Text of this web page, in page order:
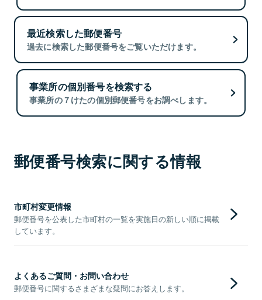
最近検索した郵便番号
過去に検索した郵便番号をご覧いただけます。
事業所の個別番号を検索する
事業所の７けたの個別郵便番号をお調べします。
郵便番号検索に関する情報
市町村変更情報
郵便番号を公表した市町村の一覧を実施日の新しい順に掲載
しています。
よくあるご質問・お問い合わせ
郵便番号に関するさまざまな疑問にお答えします。